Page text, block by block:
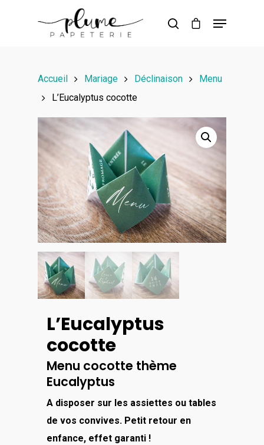
Accueil Mariage Déclinaison
Menu
L’Eucalyptus cocotte
L’Eucalyptus
cocotte
Menu cocotte thème
Eucalyptus
A disposer sur les assiettes ou tables
de vos convives. Petit retour en
enfance, effet garanti !